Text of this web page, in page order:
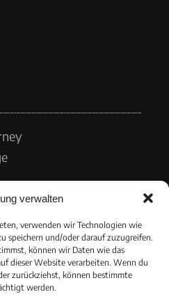
verwalten
verwenden wir Technologien wie
speichern und/oder darauf zuzugreifen.
können wir Daten wie das
dieser Website verarbeiten. Wenn du
zurückziehst, können bestimmte
werden.